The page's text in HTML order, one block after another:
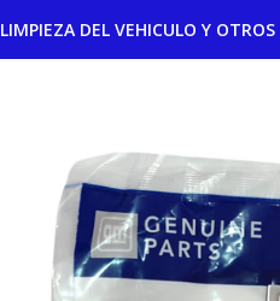
LIMPIEZA DEL VEHICULO Y OTROS